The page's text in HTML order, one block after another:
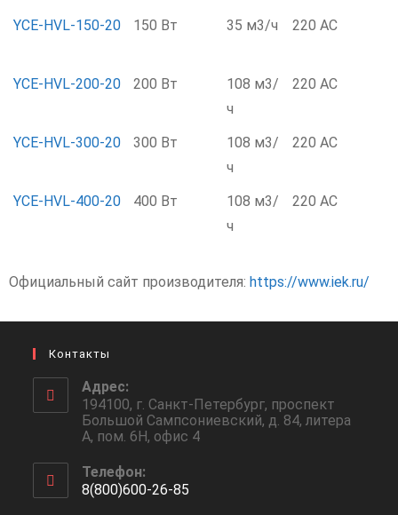
YCE-HVL-150-20 150 Вт 35 м3/ч 220 AC
YCE-HVL-200-20 200 Вт
108 м3/
ч
220 AC
YCE-HVL-300-20 300 Вт
108 м3/
ч
220 AC
YCE-HVL-400-20 400 Вт
108 м3/
ч
220 AC
Официальный сайт производителя: https://www.iek.ru/
Контакты
Адрес:
194100, г. Санкт-Петербург, проспект
Большой Сампсониевский, д. 84, литера
А, пом. 6Н, офис 4
Телефон:
8(800)600-26-85